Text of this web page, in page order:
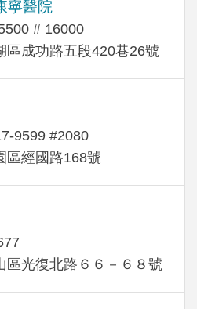
寧醫院
# 16000
區成功路五段420巷26號
9599 #2080
區經國路168號
區光復北路６６－６８號